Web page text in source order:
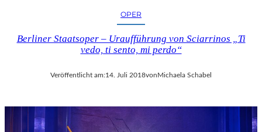
OPER
Berliner Staatsoper – Uraufführung von Sciarrinos „Ti
vedo, ti sento, mi perdo“
Veröffentlicht am:14. Juli 2018von Michaela Schabel